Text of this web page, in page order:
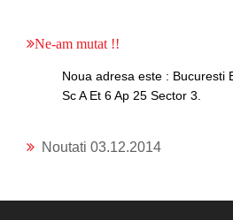
Ne-am mutat !!
Noua adresa este : Bucuresti
Sc A Et 6 Ap 25 Sector 3.
Noutati 03.12.2014